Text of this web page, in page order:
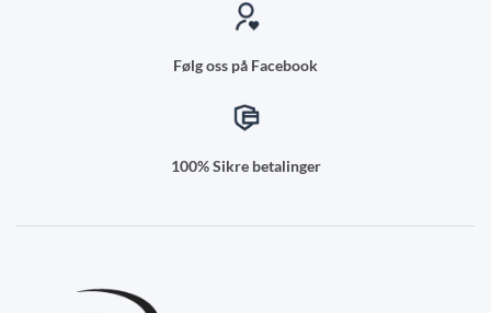
Følg oss på Facebook
100% Sikre betalinger